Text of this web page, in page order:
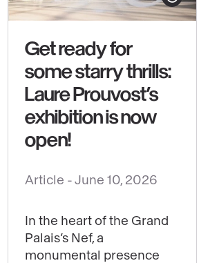
Get
Show copyright
Get ready for
some starry thrills:
Laure Prouvost’s
exhibition is now
open!
Article -June 10, 2026
In the heart of the Grand
Palais’s Nef, a
monumental presence